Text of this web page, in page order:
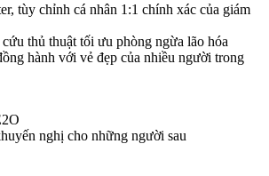
tùy chỉnh cá nhân 1:1 chính xác của giám
thủ thuật tối ưu phòng ngừa lão hóa
hành với vẻ đẹp của nhiều người trong
nghị cho những người sau